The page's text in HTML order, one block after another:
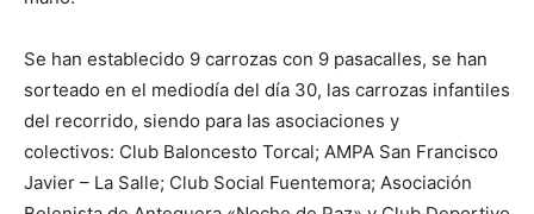
Se han establecido 9 carrozas con 9 pasacalles, se han
sorteado en el mediodía del día 30, las carrozas infantiles
del recorrido, siendo para las asociaciones y
colectivos: Club Baloncesto Torcal; AMPA San Francisco
Javier – La Salle; Club Social Fuentemora; Asociación